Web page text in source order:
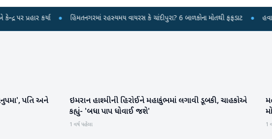
કર્યા ● હિંમતનગરમાં રહસ્યમય વાયરસ કે ચાંદીપુરા? 6 બાળકોના મોતથી ફફડાટ ● હવામાન
પતિ અને
મનોરંજન
ઇમરાન હાશ્મીની હિરોઈને મહાકુંભમાં લગાવી ડૂબકી, ચાહકોએ
કહ્યું- 'બધા પાપ ધોવાઈ જશે'
1 વર્ષ પહેલા 1